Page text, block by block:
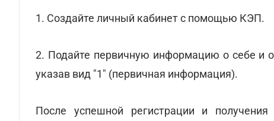
1. Создайте личный кабинет с помощью КЭП.
2. Подайте первичную информацию о себе и
указав вид "1" (первичная информация).
После успешной регистрации и получения